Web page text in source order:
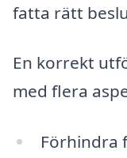
fatta rätt
En korrekt
med flera
Förhindra